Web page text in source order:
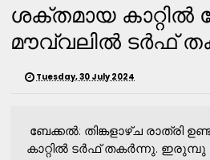
ശക്തമായ കാറ്റിൽ
മൗവ്വലില്‍ ടര്‍ഫ്
Tuesday, 30 July 2024
ബേക്കൽ: തിങ്കളാഴ്ച രാത്രി
കാറ്റില്‍ ടര്‍ഫ് തകര്‍ന്നു.